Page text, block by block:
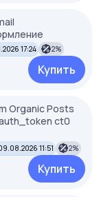
17:24 2%
Купить
Organic Posts
ct0
11:51 2%
Купить